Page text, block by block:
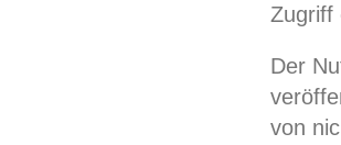
Zugriff
Der
von